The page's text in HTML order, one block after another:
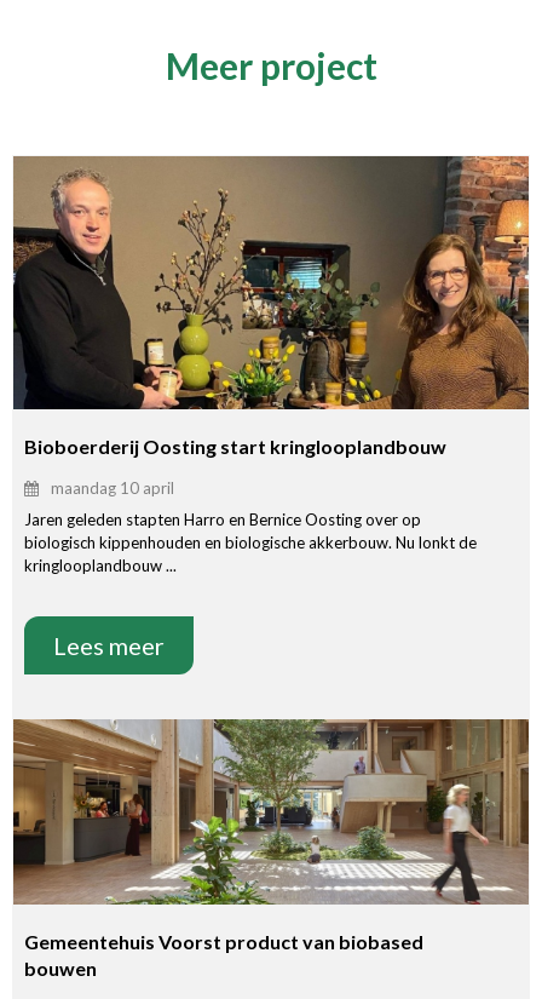
Meer project
Bioboerderij Oosting start kringlooplandbouw
maandag 10 april
Jaren geleden stapten Harro en Bernice Oosting over op
biologisch kippenhouden en biologische akkerbouw. Nu lonkt de
kringlooplandbouw ...
Lees meer
Gemeentehuis Voorst product van biobased
bouwen